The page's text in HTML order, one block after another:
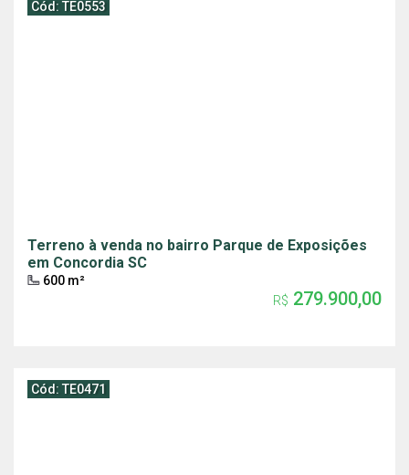
Cód: TE0553
Terreno à venda no bairro Parque de Exposições
em Concordia SC
600 m²
R$ 279.900,00
Cód: TE0471